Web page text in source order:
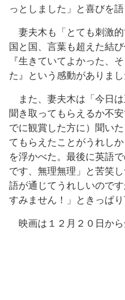
っとしました」と喜びを語
妻夫木も「とても刺激的
国と国、言葉も超えた結
『生きていてよかった、
た』という感動がありま
また、妻夫木は「今日
聞き取ってもらえるか不
でに観賞した方に）聞い
てもらえたことがうれし
を浮かべた。最後に英語
です、無理無理」と苦笑
語が通じてうれしいので
すみません！」ときっぱ
映画は１２月２０日から